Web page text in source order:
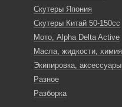
Скутеры Япония
Скутеры Китай 50-150сс
Мото, Alpha Delta Active
Масла, жидкости, химия
Экипировка, аксессуары
Разное
Разборка